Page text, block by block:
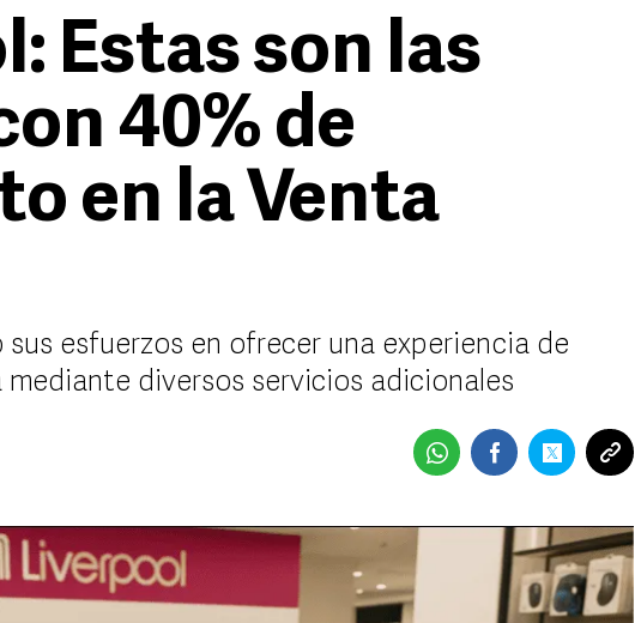
Estas son las
40% de
en la Venta
esfuerzos en ofrecer una experiencia de
diversos servicios adicionales